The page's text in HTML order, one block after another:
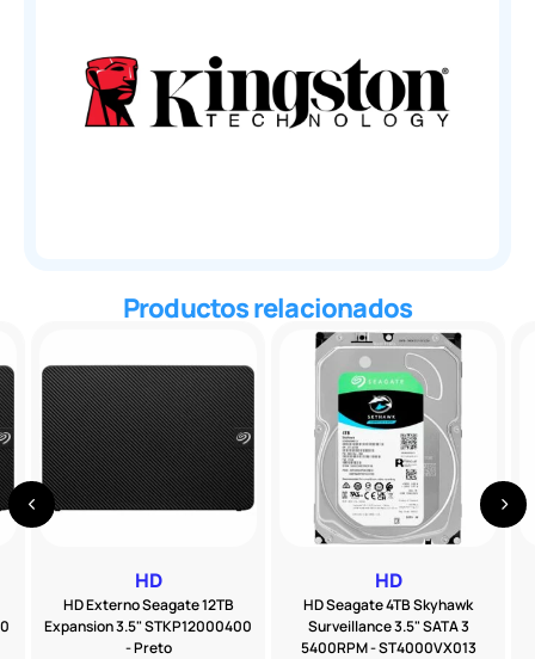
Productos relacionados
HD
HD Seagate 4TB Skyhawk
Surveillance 3.5" SATA 3
5400RPM - ST4000VX013
HD
HD Externo Seagate 12TB
Expansion 3.5" STKP12000400
- Preto